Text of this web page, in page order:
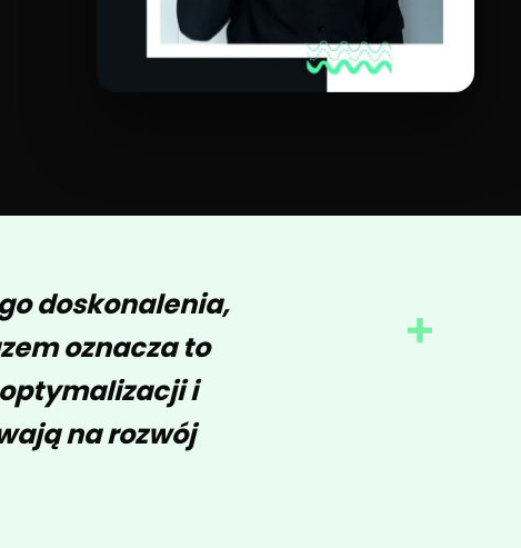
+
doskonalenia,
oznacza to
i
na rozwój